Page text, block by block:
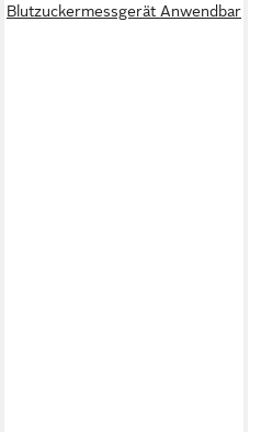
Blutzuckermessgerät Anwendbar